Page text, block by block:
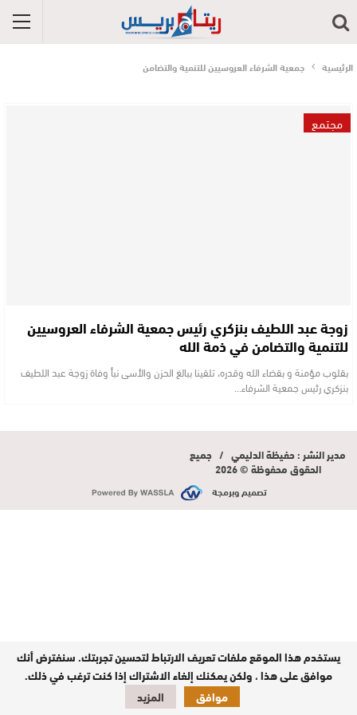
الرئيسية جمعية الشرفاء العروسيين للتنمية والتضامن
مجتمع
زوجة عبد اللطيف بنزكري رئيس جمعية الشرفاء العروسيين
للتنمية والتضامن في ذمة الله
بقلوب مؤمنة و بقضاء الله وقدره، تلقينا ببالغ الحزن والأسى نبأ وفاة زوجة عبد اللطيف
بنزكري رئيس جمعية الشرفاء…
مدير النشر : حفيظة الدليمي / جميع
الحقوق محفوظة © 2026
تصميم وبرمجة
يستخدم هذا الموقع ملفات تعريف الارتباط لتحسين تجربتك. سنفترض أنك
موافق على هذا ، ولكن يمكنك إلغاء الاشتراك إذا كنت ترغب في ذلك.
موافق
المزيد